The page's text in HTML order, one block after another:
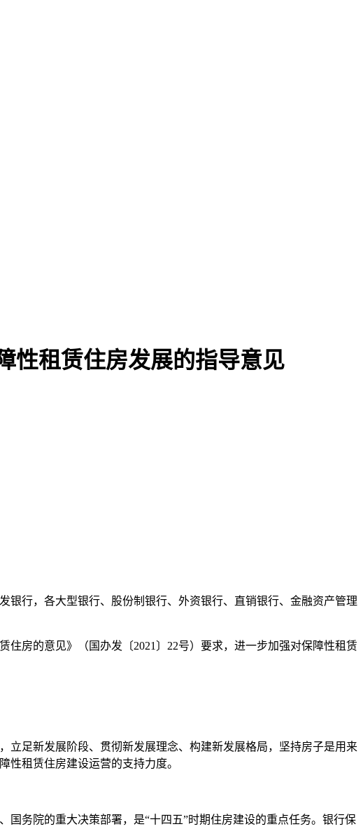
性租赁住房发展的指导意见
行，各大型银行、股份制银行、外资银行、直销银行、金融资产管理
房的意见》（国办发〔2021〕22号）要求，进一步加强对保障性租赁
足新发展阶段、贯彻新发展理念、构建新发展格局，坚持房子是用来
性租赁住房建设运营的支持力度。
院的重大决策部署，是“十四五”时期住房建设的重点任务。银行保